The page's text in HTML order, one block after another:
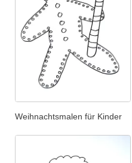
Weihnachtsmalen für Kinder